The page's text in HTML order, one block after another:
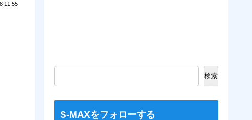
11:55
検索
S-MAXをフォローする